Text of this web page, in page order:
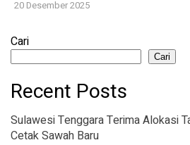
20 Desember 2025
Cari
Cari
Recent Posts
Sulawesi Tenggara Terima Alokasi
Cetak Sawah Baru